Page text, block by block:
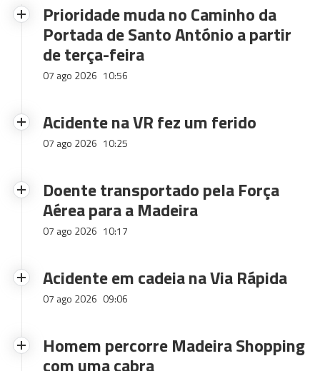
Prioridade muda no Caminho da
Portada de Santo António a partir
de terça-feira
07 ago 2026 10:56
Acidente na VR fez um ferido
07 ago 2026 10:25
Doente transportado pela Força
Aérea para a Madeira
07 ago 2026 10:17
Acidente em cadeia na Via Rápida
07 ago 2026 09:06
Homem percorre Madeira Shopping
com uma cabra